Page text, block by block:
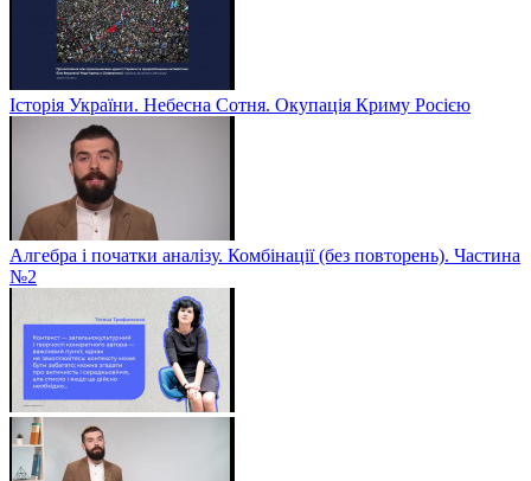
Історія України. Небесна Сотня. Окупація Криму Росією
Алгебра і початки аналізу. Комбінації (без повторень). Частина
№2